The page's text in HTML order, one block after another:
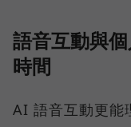
語音互動與
時間
AI 語音互動更能